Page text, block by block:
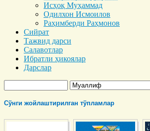
Исҳоқ Муҳаммад
Одилхон Исмоилов
Раҳимберди Раҳмонов
Сийрат
Тажвид дарси
Салавотлар
Ибратли ҳикоялар
Дарслар
Сўнги жойлаштирилган тўпламлар